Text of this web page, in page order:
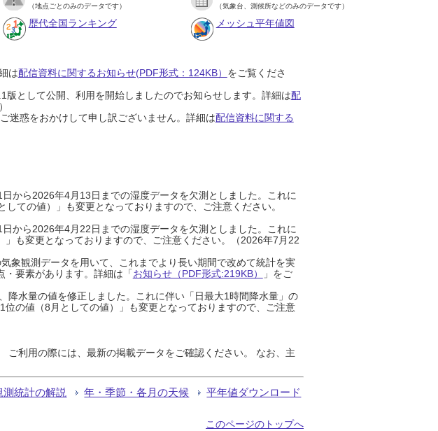
（地点ごとのみのデータです） （気象台、測候所などのみのデータです）
歴代全国ランキング メッシュ平年値図
は配信資料に関するお知らせ(PDF形式：124KB） をご覧くださ
として公開、利用を開始しましたのでお知らせします。詳細は配
迷惑をおかけして申し訳ございません。詳細は配信資料に関する
から2026年4月13日までの湿度データを欠測としました。これに
ての値）」も変更となっておりますので、ご注意ください。
から2026年4月22日までの湿度データを欠測としました。これに
も変更となっておりますので、ご注意ください。（2026年7月22
象観測データを用いて、これまでより長い期間で改めて統計を実
要素があります。詳細は「お知らせ（PDF形式:219KB）
」をご
水量の値を修正しました。これに伴い「日最大1時間降水量」の
の値（8月としての値）」も変更となっておりますので、ご注意
利用の際には、最新の掲載データをご確認ください。 なお、主
測統計の解説 年・季節・各月の天候 平年値ダウンロード
このページのトップへ